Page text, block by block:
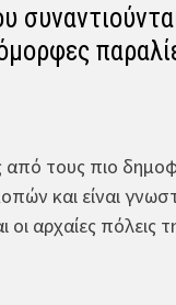
από τους πιο
και είναι
αρχαίες πόλεις